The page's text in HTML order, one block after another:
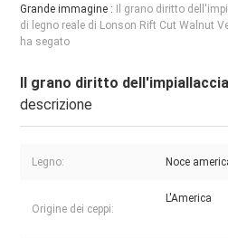
Grande immagine :
Il grano diritto
di legno reale di Lonson Rift Cut Walnut
ha segato
Il grano diritto
descrizione
Legno: Noce
Origine dei ceppi:
L'America